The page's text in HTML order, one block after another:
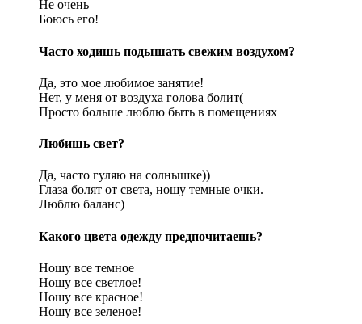
Не очень
Боюсь его!
Часто ходишь подышать свежим воздухом?
Да, это мое любимое занятие!
Нет, у меня от воздуха голова болит(
Просто больше люблю быть в помещениях
Любишь свет?
Да, часто гуляю на солнышке))
Глаза болят от света, ношу темные очки.
Люблю баланс)
Какого цвета одежду предпочитаешь?
Ношу все темное
Ношу все светлое!
Ношу все красное!
Ношу все зеленое!